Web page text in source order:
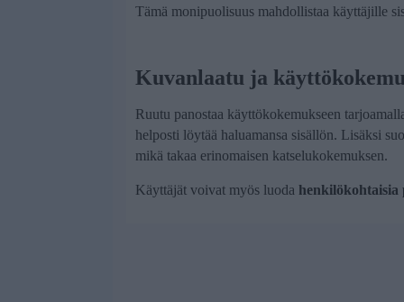
Tämä monipuolisuus mahdollistaa käyttäjille
Kuvanlaatu ja
Ruutu panostaa käyttökokemukseen
helposti löytää haluamansa sisällön. Lisäksi
mikä takaa erinomaisen katselukokemuksen.
Käyttäjät voivat myös luoda henkilökohtaisia